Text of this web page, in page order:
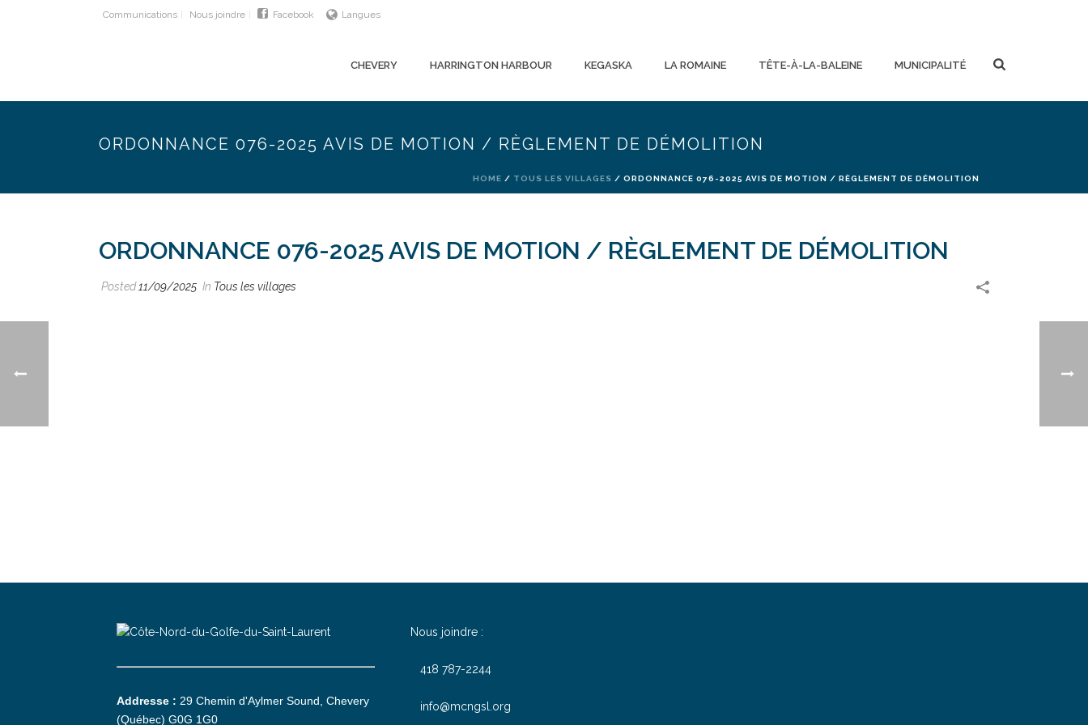
Communications Nous joindre Facebook Langues
CHEVERY HARRINGTON HARBOUR KEGASKA LA ROMAINE TÊTE-À-LA-BALEINE MUNICIPALITÉ
ORDONNANCE 076-2025 AVIS DE MOTION / RÈGLEMENT DE DÉMOLITION
HOME / TOUS LES VILLAGES / ORDONNANCE 076-2025 AVIS DE MOTION / RÈGLEMENT DE DÉMOLITION
ORDONNANCE 076-2025 AVIS DE MOTION / RÈGLEMENT DE DÉMOLITION
Posted11/09/2025 In Tous les villages
Addresse : 29 Chemin d'Aylmer Sound, Chevery
(Québec) G0G 1G0
Nous joindre :
418 787-2244
info@mcngsl.org